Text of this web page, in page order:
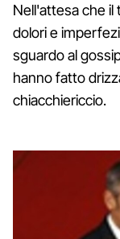
Nell'attesa che il
dolori e
sguardo al
hanno fatto
chiacchiericcio.